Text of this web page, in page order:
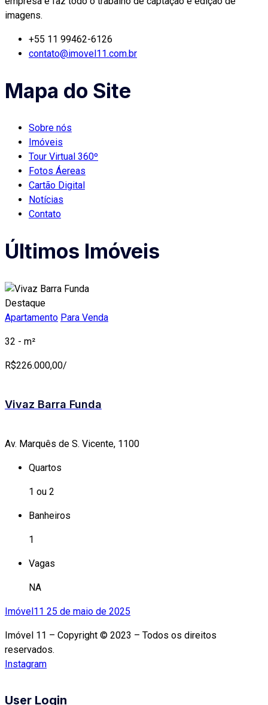
imagens.
+55 11 99462-6126
contato@imovel11.com.br
Mapa do Site
Sobre nós
Imóveis
Tour Virtual 360º
Fotos Áereas
Cartão Digital
Notícias
Contato
Últimos Imóveis
Destaque
Apartamento Para Venda
32 - m²
R$226.000,00/
Vivaz Barra Funda
Av. Marquês de S. Vicente, 1100
Quartos
1 ou 2
Banheiros
1
Vagas
NA
Imóvel11 25 de maio de 2025
Imóvel 11 – Copyright © 2023 – Todos os direitos
reservados.
Instagram
User Login